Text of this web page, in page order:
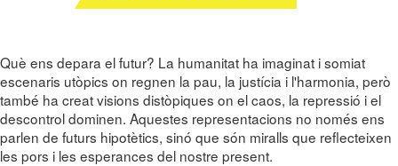
Què ens depara el futur? La humanitat ha imaginat i somiat
escenaris utòpics on regnen la pau, la justícia i l'harmonia, però
també ha creat visions distòpiques on el caos, la repressió i el
descontrol dominen. Aquestes representacions no només ens
parlen de futurs hipotètics, sinó que són miralls que reflecteixen
les pors i les esperances del nostre present.